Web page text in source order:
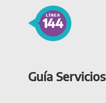
Guía Servicios